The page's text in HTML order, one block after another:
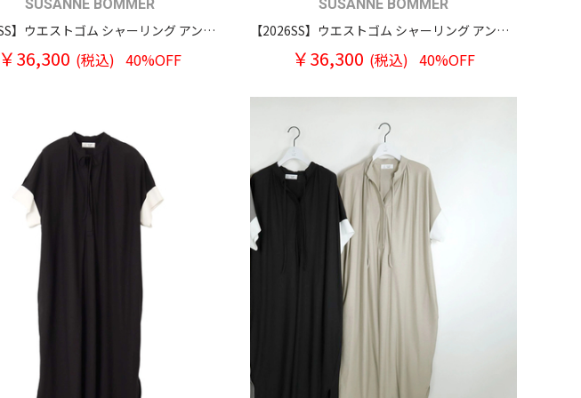
SUSANNE BOMMER
【2026SS】ウエストゴム シャーリング アンクルワイドパンツ
￥36,300 (税込) 40%OFF
SUSANNE BOMMER
【2026SS】ウエストゴム シャーリング アンクルワイドパンツ
￥36,300 (税込) 40%OFF